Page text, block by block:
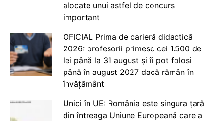
alocate unui astfel de concurs
important
OFICIAL Prima de carieră didactică
2026: profesorii primesc cei 1.500 de
lei până la 31 august și îi pot folosi
până în august 2027 dacă rămân în
învățământ
Unici în UE: România este singura țară
din întreaga Uniune Europeană care a